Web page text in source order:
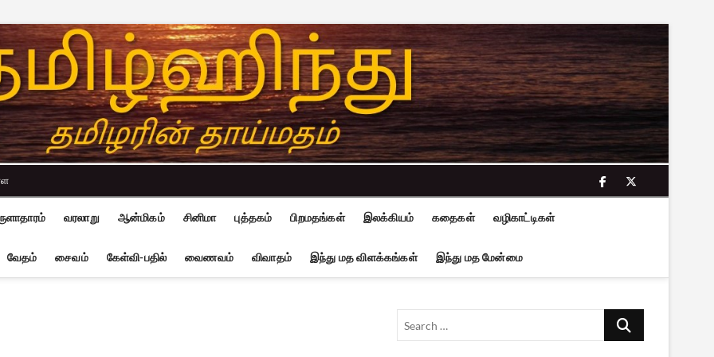
facebook
twitter
வரலாறு ஆன்மிகம் சினிமா புத்தகம் பிறமதங்கள் இலக்கியம் கதைகள் வழிகாட்டிகள்
வேதம் சைவம் கேள்வி-பதில் வைணவம் விவாதம் இந்து மத விளக்கங்கள் இந்து மத மேன்மை
Search